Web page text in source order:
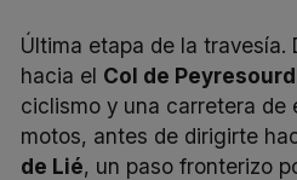
Última etapa de la travesía.
hacia el Col de
ciclismo y una carretera de
motos, antes de dirigirte
de Lié, un paso fronterizo